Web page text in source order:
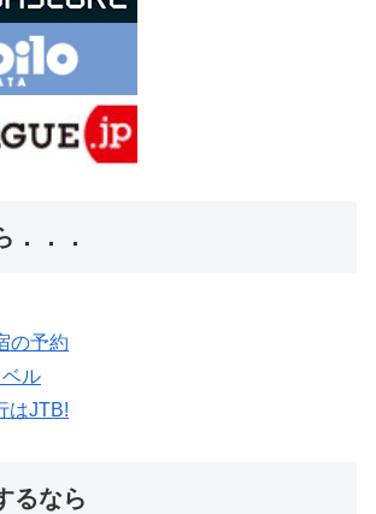
．．．
の予約
ル
はJTB!
るなら